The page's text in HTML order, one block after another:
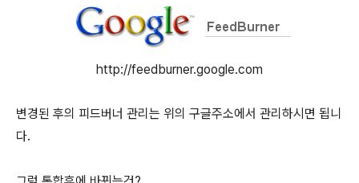
http://feedburner.google.com
변경된 후의 피드버너 관리는 위의 구글주소에서 관리하시면 됩니
다.